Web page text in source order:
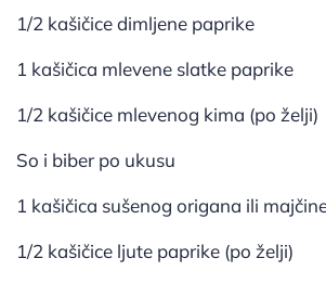
1/2 kašičice dimljene paprike
1 kašičica mlevene slatke paprike
1/2 kašičice mlevenog kima (po želji)
So i biber po ukusu
1 kašičica sušenog origana ili
1/2 kašičice ljute paprike (po želji)